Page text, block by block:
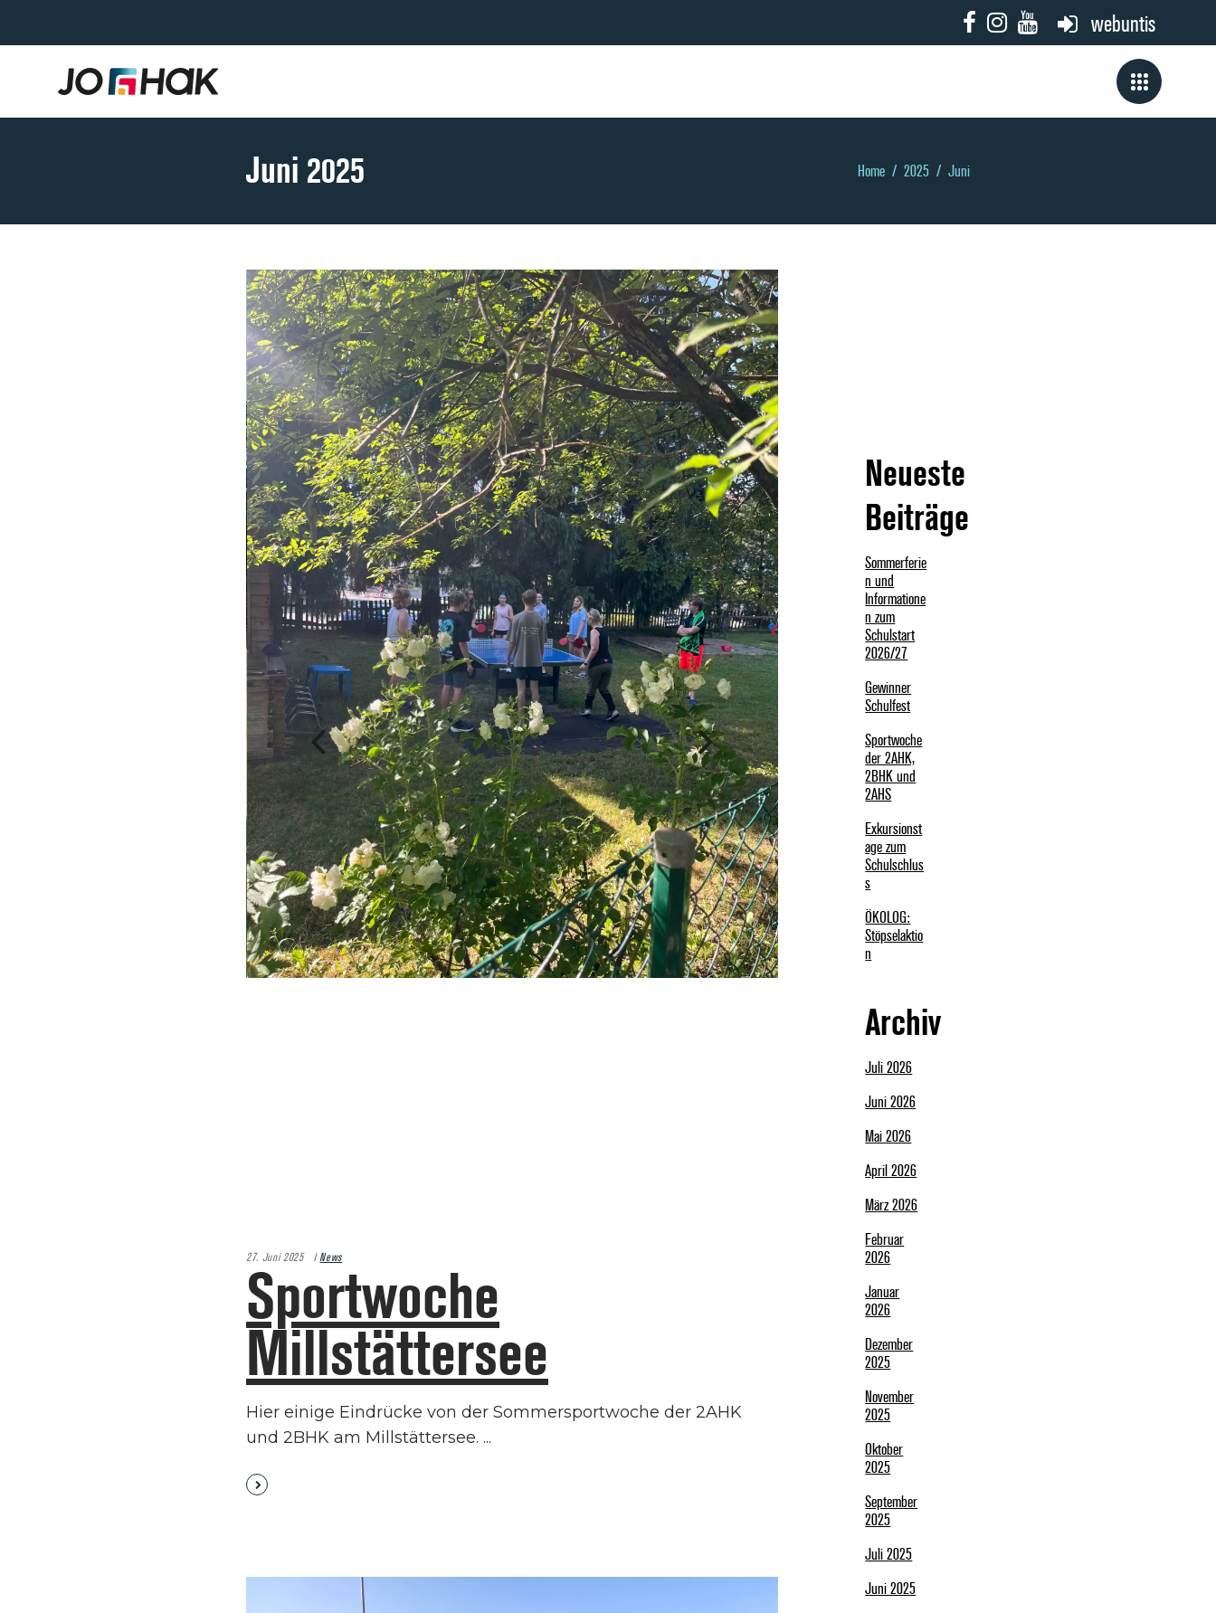
webuntis
Juni 2025 Home / 2025 / Juni
27. Juni 2025 News
Sportwoche
Millstättersee
Hier einige Eindrücke von der Sommersportwoche der 2AHK
und 2BHK am Millstättersee.
Neueste
Beiträge
Sommerferie
n und
Informatione
n zum
Schulstart
2026/27
Gewinner
Schulfest
Sportwoche
der 2AHK,
2BHK und
2AHS
Exkursionst
age zum
Schulschlus
s
ÖKOLOG:
Stöpselaktio
n
Archiv
Juli 2026
Juni 2026
Mai 2026
April 2026
März 2026
Februar
2026
Januar
2026
Dezember
2025
November
2025
Oktober
2025
September
2025
Juli 2025
Juni 2025